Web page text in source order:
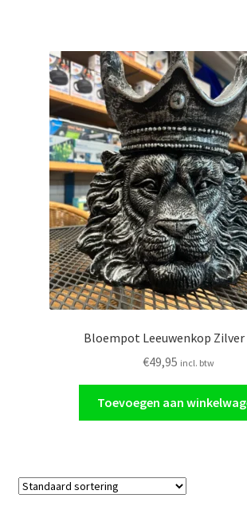
Bloempot Leeuwenkop
€49,95 incl. btw
Toevoegen aan